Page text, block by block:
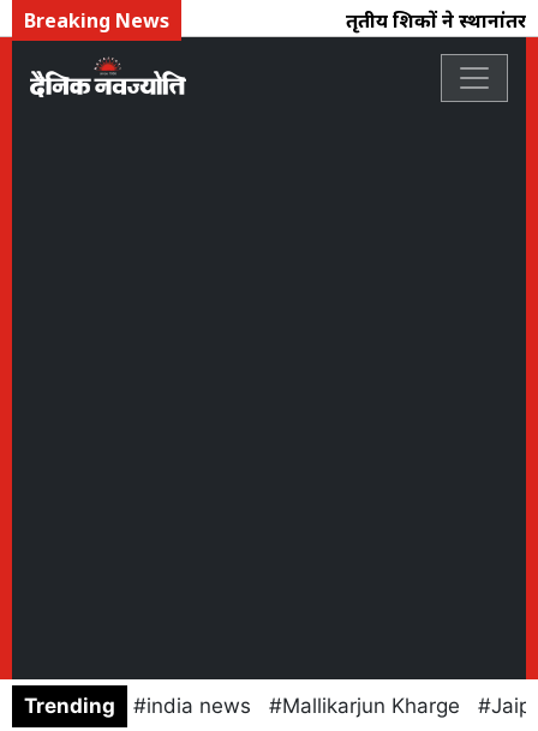
Breaking News तृतीय शिक्षकों ने
Trending india news Mallikarjun Kharge